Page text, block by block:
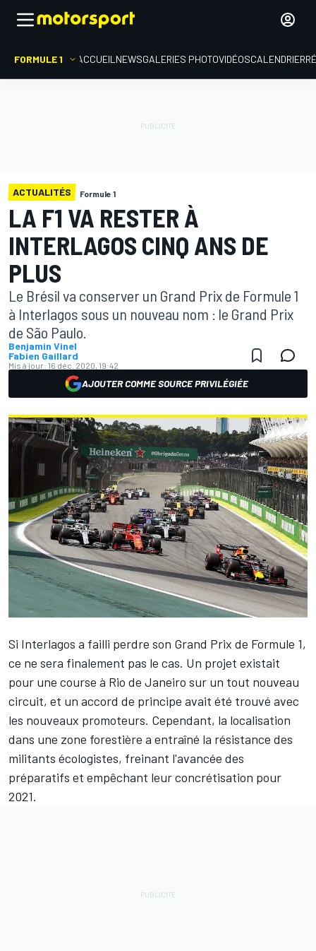
FORMULE 1 ACCUEIL NEWSGALERIES PHOTOVIDÉOSCALENDRIER
ACTUALITÉS Formule 1
LA F1 VA RESTER À
INTERLAGOS CINQ ANS DE
PLUS
Le Brésil va conserver un Grand Prix de Formule 1
à Interlagos sous un nouveau nom : le Grand Prix
de São Paulo.
Benjamin Vinel
Fabien Gaillard
Mis à jour: 16 déc. 2020, 19:42
AJOUTER COMME SOURCE PRIVILÉGIÉE
Si Interlagos a failli perdre son Grand Prix de Formule 1,
ce ne sera finalement pas le cas. Un projet existait
pour une course à Rio de Janeiro sur un tout nouveau
circuit, et un accord de principe avait été trouvé avec
les nouveaux promoteurs. Cependant, la localisation
dans une zone forestière a entraîné la résistance des
militants écologistes, freinant l'avancée des
préparatifs et empêchant leur concrétisation pour
2021.